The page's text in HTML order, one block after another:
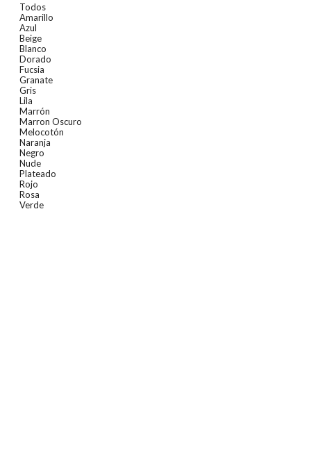
Todos
Amarillo
Azul
Beige
Blanco
Dorado
Fucsia
Granate
Gris
Lila
Marrón
Marron Oscuro
Melocotón
Naranja
Negro
Nude
Plateado
Rojo
Rosa
Verde